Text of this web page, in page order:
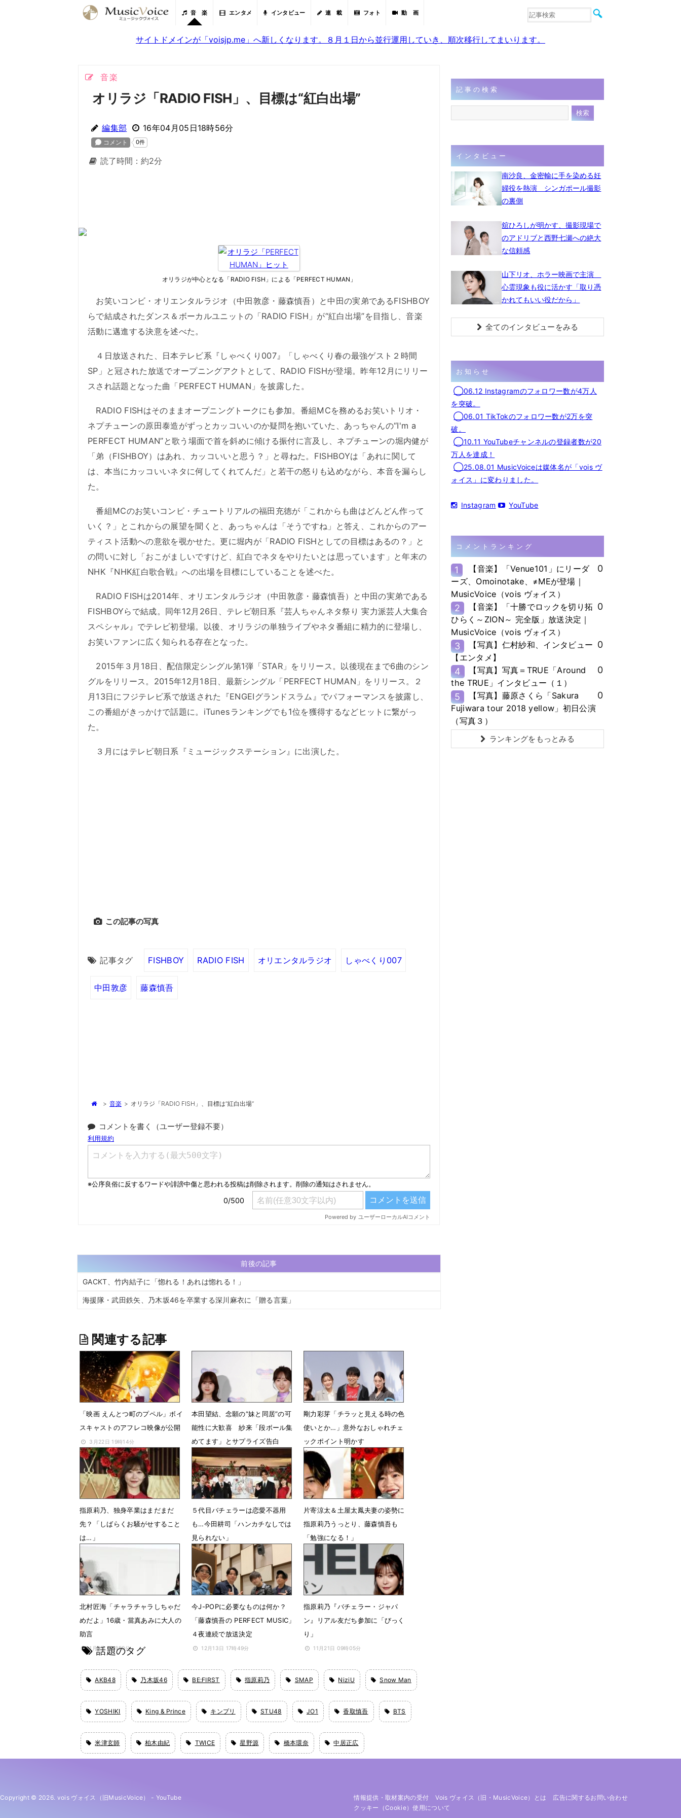
音 楽 エンタメ インタビュー 連 載 フォト 動 画
音楽
サイトドメインが「voisjp.me」へ新しくなります。８月１日から並行運用していき、順次移行してまいります。
音楽
オリラジ「RADIO FISH」、目標は“紅白出場”
編集部 16年04月05日18時56分
読了時間：約2分
オリラジが中心となる「RADIO FISH」による「PERFECT HUMAN」
お笑いコンビ・オリエンタルラジオ（中田敦彦・藤森慎吾）と中田の実弟であるFISHBOY
らで結成されたダンス＆ボーカルユニットの「RADIO FISH」が“紅白出場”を目指し、音楽
活動に邁進する決意を述べた。
４日放送された、日本テレビ系『しゃべくり007』「しゃべくり春の最強ゲスト２時間
SP」と冠された放送でオープニングアクトとして、RADIO FISHが登場。昨年12月にリリー
スされ話題となった曲「PERFECT HUMAN」を披露した。
RADIO FISHはそのままオープニングトークにも参加。番組MCを務めるお笑いトリオ・
ネプチューンの原田泰造がずっとカッコいいのか疑問を抱いていた、あっちゃんの“I'm a
PERFECT HUMAN”と歌う場面で首を斜めに傾ける振付に言及し、ネプチューンの堀内健が
「弟（FISHBOY）はあれ、カッコいいと思う？」と尋ねた。FISHBOYは「あれに関して
は、本当にカッコいいネタに何してくれてんだ」と若干の怒りも込めながら、本音を漏らし
た。
番組MCのお笑いコンビ・チュートリアルの福田充徳が「これからも曲はどんどん作って
いく？」とこれからの展望を聞くと、あっちゃんは「そうですね」と答え、これからのアー
ティスト活動への意欲を覗かせた。更に堀内が「RADIO FISHとしての目標はあるの？」と
の問いに対し「おこがましいですけど、紅白でネタをやりたいとは思っています」と年末の
NHK『NHK紅白歌合戦』への出場を目標にしていることを述べた。
RADIO FISHは2014年、オリエンタルラジオ（中田敦彦・藤森慎吾）と中田の実弟である
FISHBOYらで結成。同年12月26日、テレビ朝日系『芸人ちゃんネタ祭り 実力派芸人大集合
スペシャル』でテレビ初登場。以後、オリラジの単独ライブやネタ番組に精力的に登場し、
お笑いファンに広く知られる存在となった。
2015年３月18日、配信限定シングル第1弾「STAR」をリリース。以後現在まで6曲のシン
グルをリリース。2015年12月18日、最新シングル「PERFECT HUMAN」をリリース。２
月13日にフジテレビ系で放送された『ENGEIグランドスラム』でパフォーマンスを披露し、
この番組がきっかけで話題に。iTunesランキングでも1位を獲得するなどヒットに繋がっ
た。
３月にはテレビ朝日系『ミュージックステーション』に出演した。
この記事の写真
記事タグ FISHBOY RADIO FISH オリエンタルラジオ しゃべくり007
中田敦彦 藤森慎吾
> 音楽 > オリラジ「RADIO FISH」、目標は“紅白出場”
コメントを書く（ユーザー登録不要）
前後の記事
GACKT、竹内結子に「惚れる！あれは惚れる！」
海援隊・武田鉄矢、乃木坂46を卒業する深川麻衣に「贈る言葉」
関連する記事
「映画 えんとつ町のプペル」ボイ
スキャストのアフレコ映像が公開
3月22日 19時14分
本田望結、念願の“妹と同居”の可
能性に大歓喜 紗来「段ボール集
めてます」とサプライズ告白
3月18日 17時37分
剛力彩芽「チラッと見える時の色
使いとか…」意外なおしゃれチェ
ックポイント明かす
1月7日 07時00分
指原莉乃、独身卒業はまだまだ
先？「しばらくお騒がせすること
は…」
５代目バチェラーは恋愛不器用
も…今田耕司「ハンカチなしでは
見られない」
7月26日 04時55分
片寄涼太＆土屋太鳳夫妻の姿勢に
指原莉乃うっとり、藤森慎吾も
「勉強になる！」
7月25日 13時23分
北村匠海「チャラチャラしちゃだ
めだよ」16歳・當真あみに大人の
助言
1月8日 18時59分
今J-POPに必要なものは何か？
「藤森慎吾の PERFECT MUSIC」
４夜連続で放送決定
12月13日 17時49分
指原莉乃『バチェラー・ジャパ
ン』リアル友だち参加に「びっく
り」
11月21日 09時05分
話題のタグ
AKB48 乃木坂46 BE:FIRST 指原莉乃 SMAP NiziU Snow Man
YOSHIKI King & Prince キンプリ STU48 JO1 香取慎吾 BTS
米津玄師 柏木由紀 TWICE 星野源 橋本環奈 中居正広
記事の検索
インタビュー
南沙良、金密輸に手を染める妊
婦役を熱演 シンガポール撮影
の裏側
舘ひろしが明かす、撮影現場で
のアドリブと西野七瀬への絶大
な信頼感
山下リオ、ホラー映画で主演
心霊現象も役に活かす「取り憑
かれてもいい役だから」
全てのインタビューをみる
お知らせ
◯06.12 Instagramのフォロワー数が4万人
を突破。
◯06.01 TikTokのフォロワー数が2万を突
破。
◯10.11 YouTubeチャンネルの登録者数が20
万人を達成！
◯25.08.01 MusicVoiceは媒体名が「vois ヴ
ォイス」に変わりました。
Instagram YouTube
コメントランキング
1
【音楽】「Venue101」にリーダ
ーズ、Omoinotake、≠MEが登場｜
MusicVoice（vois ヴォイス）
0
2
【音楽】「十勝でロックを切り拓
ひらく～ZION～ 完全版」放送決定｜
MusicVoice（vois ヴォイス）
0
3
【写真】仁村紗和、インタビュー
【エンタメ】
0
4
【写真】写真＝TRUE「Around
the TRUE」インタビュー（１）
0
5
【写真】藤原さくら「Sakura
Fujiwara tour 2018 yellow」初日公演
（写真３）
0
ランキングをもっとみる
Copyright © 2026. vois ヴォイス（旧MusicVoice） - YouTube 情報提供・取材案内の受付 Vois ヴォイス（旧・MusicVoice）とは
広告に関するお問い合わせ
クッキー（cookie）使用について